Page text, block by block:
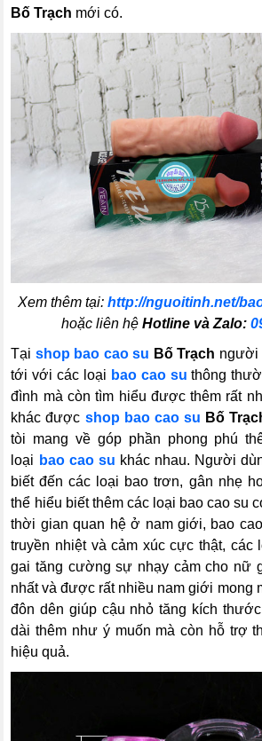
Bố Trạch mới có.
Xem thêm tại: http://nguoitinh.net/
hoặc liên hệ Hotline và Zalo:
Tại shop bao cao su Bố Trạch người
tới với các loại bao cao su thông
đình mà còn tìm hiểu được thêm rất
khác được shop bao cao su Bố
tòi mang về góp phần phong phú
loại bao cao su khác nhau. Người
biết đến các loại bao trơn, gân nhẹ
thể hiểu biết thêm các loại bao cao su
thời gian quan hệ ở nam giới, bao
truyền nhiệt và cảm xúc cực thật, các
gai tăng cường sự nhạy cảm cho nữ
nhất và được rất nhiều nam giới mong
đôn dên giúp cậu nhỏ tăng kích
dài thêm như ý muốn mà còn hỗ trợ
hiệu quả.